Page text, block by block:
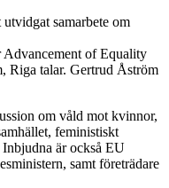
samarbete om
of Equality
Riga talar. Gertrud Åström
om våld mot kvinnor,
feministiskt
Inbjudna är också EU
samt företrädare